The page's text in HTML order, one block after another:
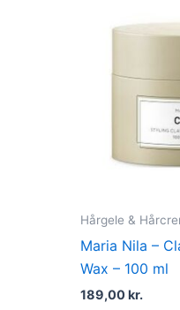
Hårgele &
Maria Nila –
Wax – 100 ml
189,00kr.